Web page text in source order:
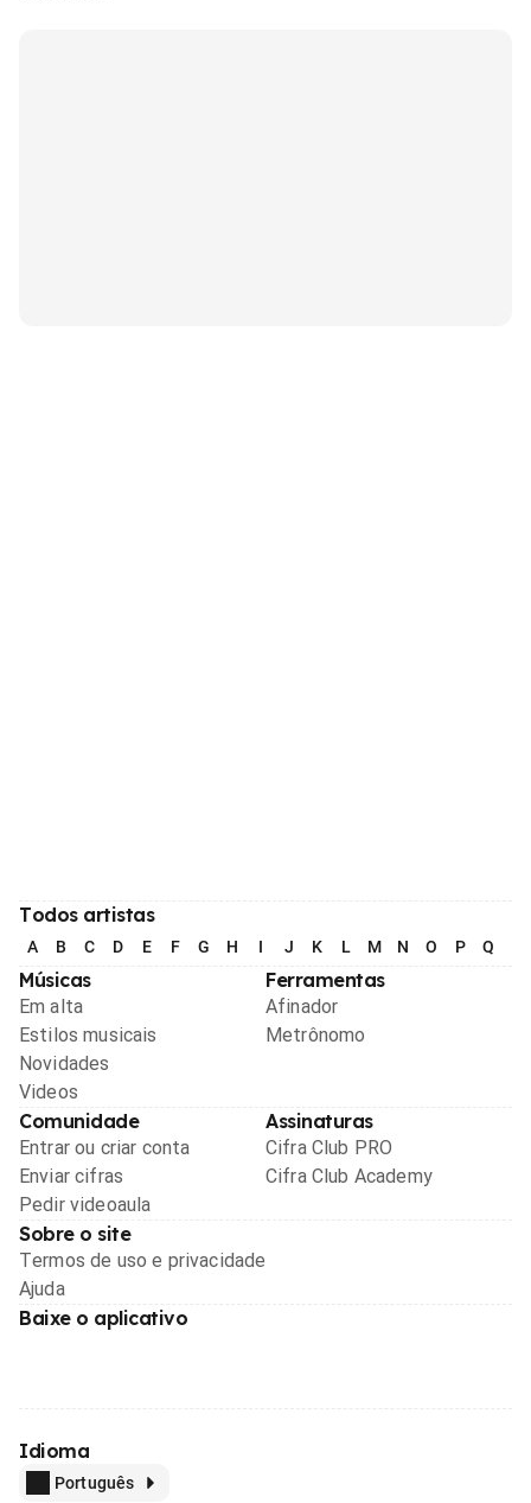
Todos artistas
A B C D E F G H I J K L M N O P Q
Músicas
Em alta
Estilos musicais
Novidades
Videos
Ferramentas
Afinador
Metrônomo
Comunidade
Entrar ou criar conta
Enviar cifras
Pedir videoaula
Assinaturas
Cifra Club PRO
Cifra Club Academy
Sobre o site
Termos de uso e privacidade
Ajuda
Baixe o aplicativo
Idioma
Português